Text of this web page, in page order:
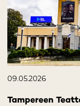
09.05.2026
Tampereen